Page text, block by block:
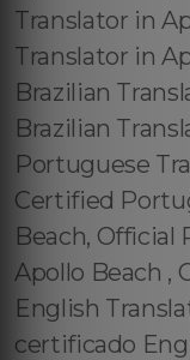
Translator in
Translator in
Brazilian
Brazilian
Portuguese
Certified
Beach, Official
Apollo Beach ,
English
certificado